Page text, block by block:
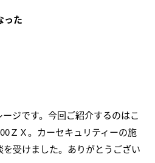
った
ジです。今回ご紹介するのはこ
ＺＸ。カーセキュリティーの施
受けました。ありがとうござい